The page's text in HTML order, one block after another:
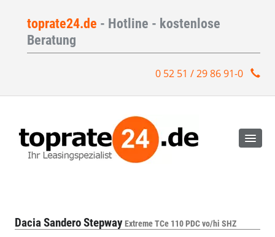
toprate24.de - Hotline - kostenlose
Beratung
0 52 51 / 29 86 91-0
Dacia Sandero StepwayExtreme TCe 110 PDC vo/hi SHZ